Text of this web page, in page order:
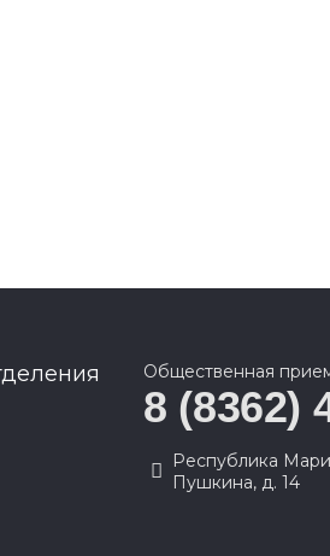
Общественная
8 (8362)
Республика
Пушкина, д. 14